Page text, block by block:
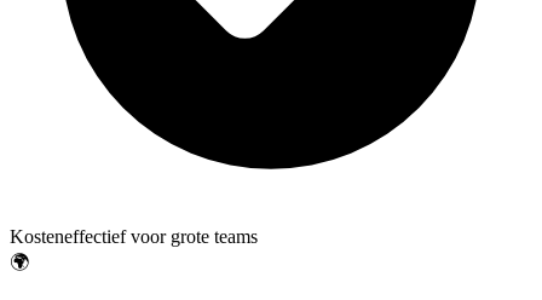
Kosteneffectief voor grote teams
🌍